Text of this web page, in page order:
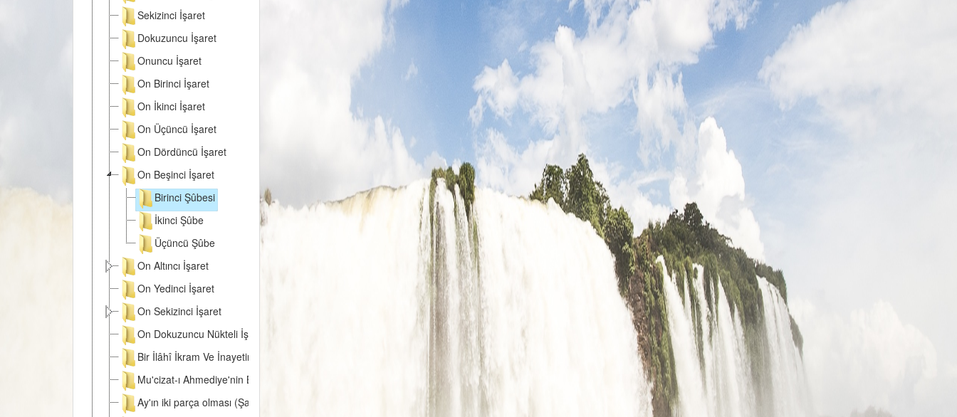
Sekizinci İşaret
Dokuzuncu İşaret
Onuncu İşaret
On Birinci İşaret
On İkinci İşaret
On Üçüncü İşaret
On Dördüncü İşaret
On Beşinci İşaret
Birinci Şûbesi
İkinci Şûbe
Üçüncü Şûbe
On Altıncı İşaret
On Yedinci İşaret
On Sekizinci İşaret
On Dokuzuncu Nükteli İşaret
Bir İlâhî İkram Ve İnayetin Eseri
Mu'cizat-ı Ahmediye'nin Birinci Zeyli
Ay'ın iki parça olması (Şakk-ı Kamer) Mucizesine Dairdir